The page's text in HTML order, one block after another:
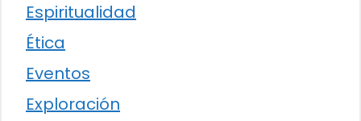
Espiritualidad
Ética
Eventos
Exploración